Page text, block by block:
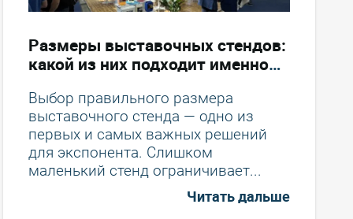
Размеры выставочных стендов:
какой из них подходит именно
Выбор правильного размера
выставочного стенда — одно из
первых и самых важных решений
для экспонента. Слишком
маленький стенд ограничивает...
Читать дальше